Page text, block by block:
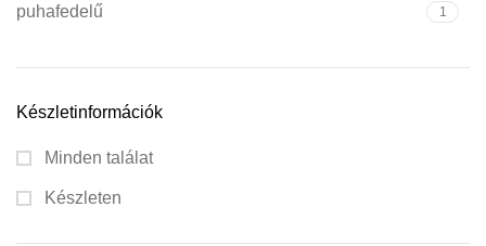
puhafedelű 1
Készletinformációk
Minden találat
Készleten